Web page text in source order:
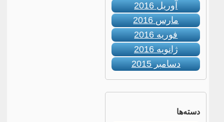
آوریل 2016
مارس 2016
فوریه 2016
ژانویه 2016
دسامبر 2015
دسته‌ها